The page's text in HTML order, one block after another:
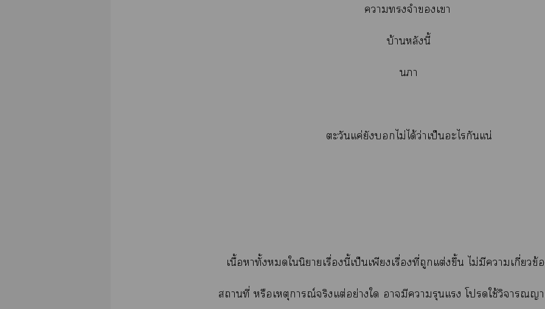
าจำเา
บ้านหลังนี้
า
ตะวันแค่ยังไม่ได้ว่าเป็นะไกันแน่
เนื้อาทั้งในิยายเรื่องนี้เป็นเพียงเรื่องที่ถูกแต่งขึ้น ไม่มีาเกี่ยว
สถานที่ หรือเหตุการณ์จริงแต่อย่างใ ามีารุนแรง โใช้วิจารณญ